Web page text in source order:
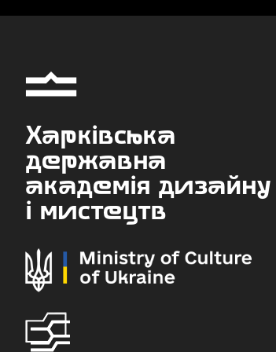
Харківська
державна
академія дизайну
і мистецтв